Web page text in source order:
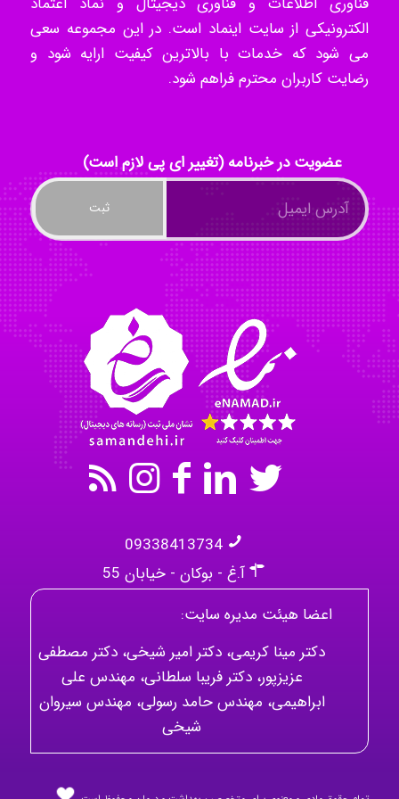
Radman Amini
akhtar shahsavandi
kimiya zirakpoor
الکترونیکی از سایت اینماد است. در این مجموعه سعی
می شود که خدمات با بالاترین کیفیت ارایه شود و
رضایت کاربران محترم فراهم شود.
عضویت در خبرنامه (تغییر ای پی لازم است)
09338413734
آ.غ - بوکان - خیابان 55
اعضا هیئت مدیره سایت:
دکتر مینا کریمی، دکتر امیر شیخی، دکتر مصطفی
عزیزپور، دکتر فریبا سلطانی، مهندس علی
ابراهیمی، مهندس حامد رسولی، مهندس سیروان
شیخی